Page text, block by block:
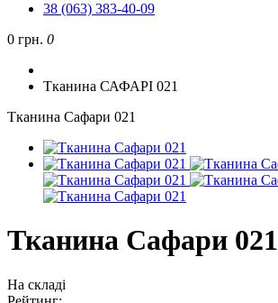
38 (063) 383-40-09
0 грн. 0
Тканина САФАРІ 021
Тканина Сафари 021
Тканина Сафари 021
На складі